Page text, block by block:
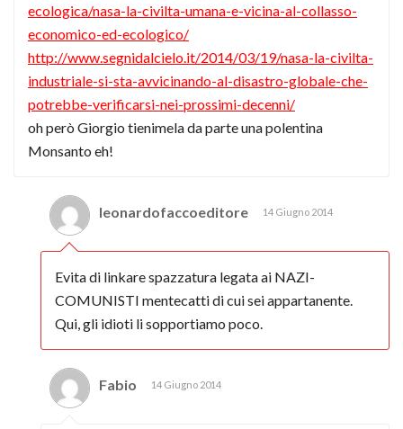
ecologica/nasa-la-civilta-umana-e-vicina-al-collasso-
economico-ed-ecologico/
http://www.segnidalcielo.it/2014/03/19/nasa-la-civilta-
industriale-si-sta-avvicinando-al-disastro-globale-che-
potrebbe-verificarsi-nei-prossimi-decenni/
oh però Giorgio tienimela da parte una polentina
Monsanto eh!
leonardofaccoeditore 14 Giugno 2014
Evita di linkare spazzatura legata ai NAZI-
COMUNISTI mentecatti di cui sei appartanente.
Qui, gli idioti li sopportiamo poco.
Fabio 14 Giugno 2014